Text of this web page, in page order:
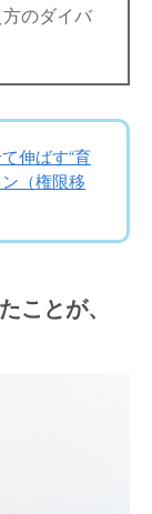
のダイバ
伸ばす“育
（権限移
ことが、